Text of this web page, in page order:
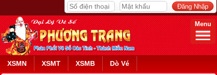
Menu
XSMN XSMT XSMB Dò Vé